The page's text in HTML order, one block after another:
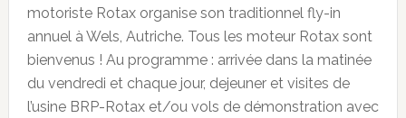
motoriste Rotax organise son traditionnel fly-in
annuel à Wels, Autriche. Tous les moteur Rotax sont
bienvenus ! Au programme : arrivée dans la matinée
du vendredi et chaque jour, dejeuner et visites de
l’usine BRP-Rotax et/ou vols de démonstration avec